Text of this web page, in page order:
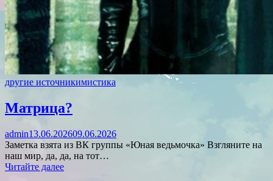
другие источникимистика
Матрица?
admin13.06.202609.06.2026
Заметка взята из ВК группы «Юная ведьмочка» Взгляните на
наш мир, да, да, на тот…
Читайте далее